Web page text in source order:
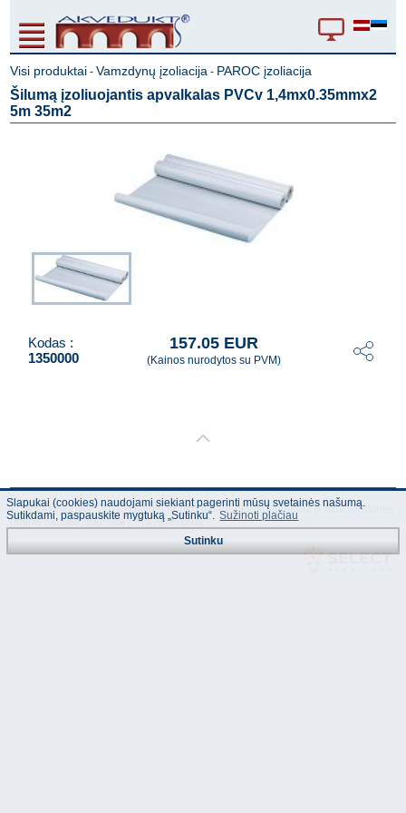
Visi produktai -Vamzdynų įzoliacija - PAROC įzoliacija
Šilumą įzoliuojantis apvalkalas PVCv 1,4mx0.35mmx2
5m 35m2
Kodas :
1350000
157.05 EUR
(Kainos nurodytos su PVM)
© "AS Akvedukts" 2026. Dalinai ar pilnai naudojant duomenis iš šios svetainės
būtina naudoti nuorodą Į "AS Akvedukts"!
Slapukai (cookies) naudojami siekiant pagerinti mūsų svetainės našumą.
Sutikdami, paspauskite mygtuką „Sutinku“. Sužinoti plačiau
Sutinku